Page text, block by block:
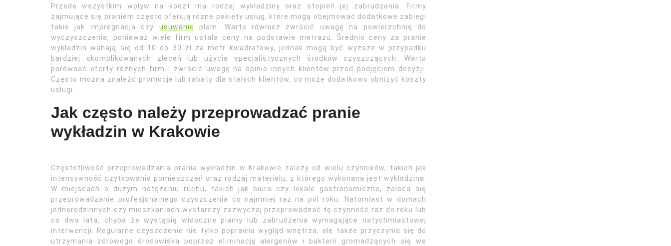
Przede wszystkim wpływ na koszt ma rodzaj wykładziny oraz stopień jej zabrudzenia. Firmy
zajmujące się praniem często oferują różne pakiety usług, które mogą obejmować dodatkowe zabiegi
takie jak impregnacja czy usuwanie
plam. Warto również zwrócić uwagę na powierzchnię do
wyczyszczenia, ponieważ wiele firm ustala ceny na podstawie metrażu. Średnio ceny za pranie
wykładzin wahają się od 10 do 30 zł za metr kwadratowy, jednak mogą być wyższe w przypadku
bardziej skomplikowanych zleceń lub użycia specjalistycznych środków czyszczących. Warto
porównać oferty różnych firm i zwrócić uwagę na opinie innych klientów przed podjęciem decyzji.
Często można znaleźć promocje lub rabaty dla stałych klientów, co może dodatkowo obniżyć koszty
usługi.
Jak często należy przeprowadzać pranie
wykładzin w Krakowie
Częstotliwość przeprowadzania prania wykładzin w Krakowie zależy od wielu czynników, takich jak
intensywność użytkowania pomieszczeń oraz rodzaj materiału, z którego wykonana jest wykładzina.
W miejscach o dużym natężeniu ruchu, takich jak biura czy lokale gastronomiczne, zaleca się
przeprowadzanie profesjonalnego czyszczenia co najmniej raz na pół roku. Natomiast w domach
jednorodzinnych czy mieszkaniach wystarczy zazwyczaj przeprowadzać tę czynność raz do roku lub
co dwa lata, chyba że wystąpią widoczne plamy lub zabrudzenia wymagające natychmiastowej
interwencji. Regularne czyszczenie nie tylko poprawia wygląd wnętrza, ale także przyczynia się do
utrzymania zdrowego środowiska poprzez eliminację alergenów i bakterii gromadzących się we